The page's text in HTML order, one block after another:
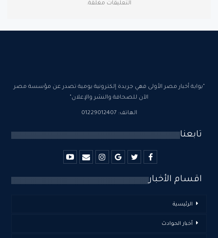
التعليقات مغلقة.
"بوابة أخبار مصر الأولى فهي جريدة إلكترونية يومية تصدر عن مؤسسة مصر
الآن للصحافة والنشر والإعلان"
الهاتف: 01229012407
تابعنا
اقسام الأخبار
الرئيسية
أخبار الحوادث